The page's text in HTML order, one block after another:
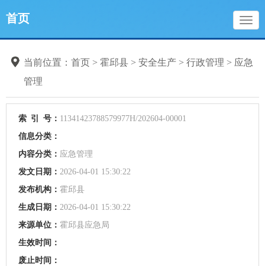
首页
当前位置： 首页 > 霍邱县 > 安全生产 > 行政管理 > 应急
管理
索 引 号： 11341423788579977H/202604-00001
信息分类：
内容分类： 应急管理
发文日期： 2026-04-01 15:30:22
发布机构： 霍邱县
生成日期： 2026-04-01 15:30:22
来源单位： 霍邱县应急局
生效时间：
废止时间：